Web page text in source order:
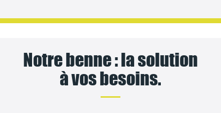
Notre benne : la solution
à vos besoins.